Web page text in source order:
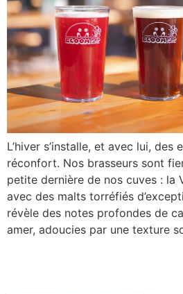
L’hiver s’installe, et avec lui,
réconfort. Nos brasseurs sont
petite dernière de nos cuves : la
avec des malts torréfiés
révèle des notes profondes de
amer, adoucies par une texture